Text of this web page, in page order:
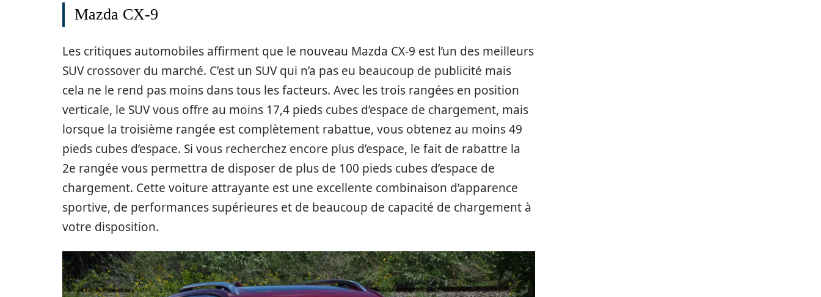
Mazda CX-9
Les critiques automobiles affirment que le nouveau Mazda CX-9 est l’un des meilleurs
SUV crossover du marché. C’est un SUV qui n’a pas eu beaucoup de publicité mais
cela ne le rend pas moins dans tous les facteurs. Avec les trois rangées en position
verticale, le SUV vous offre au moins 17,4 pieds cubes d’espace de chargement, mais
lorsque la troisième rangée est complètement rabattue, vous obtenez au moins 49
pieds cubes d’espace. Si vous recherchez encore plus d’espace, le fait de rabattre la
2e rangée vous permettra de disposer de plus de 100 pieds cubes d’espace de
chargement. Cette voiture attrayante est une excellente combinaison d’apparence
sportive, de performances supérieures et de beaucoup de capacité de chargement à
votre disposition.